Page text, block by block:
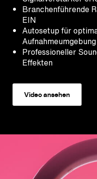
Branchenführende
EIN
Autosetup für
Aufnahmeumgebung
Professioneller
Effekten
Video ansehen